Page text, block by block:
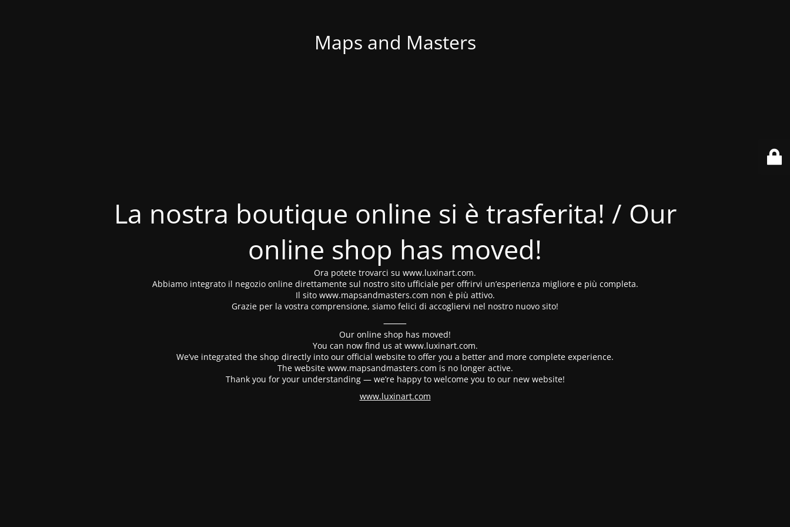
Maps and Masters
La nostra boutique online si è trasferita! / Our
online shop has moved!
Ora potete trovarci su www.luxinart.com.
Abbiamo integrato il negozio online direttamente sul nostro sito ufficiale per offrirvi un’esperienza migliore e più completa.
Il sito www.mapsandmasters.com non è più attivo.
Grazie per la vostra comprensione, siamo felici di accogliervi nel nostro nuovo sito!
⸻
Our online shop has moved!
You can now find us at www.luxinart.com.
We’ve integrated the shop directly into our official website to offer you a better and more complete experience.
The website www.mapsandmasters.com is no longer active.
Thank you for your understanding — we’re happy to welcome you to our new website!
www.luxinart.com